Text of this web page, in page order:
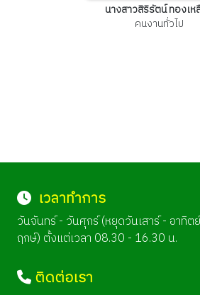
นางสาวสิริรัตน์ ทองเห
คนงานทั่วไป
เวลาทำการ
วันจันทร์ - วันศุกร์ (หยุดวันเสาร์ - อาทิ
ฤกษ์) ตั้งแต่เวลา 08.30 - 16.30 น.
ติดต่อเรา